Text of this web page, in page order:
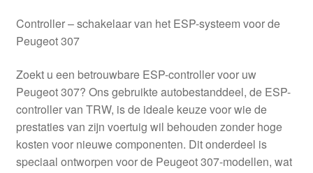
Controller – schakelaar van het ESP-systeem voor de
Peugeot 307
Zoekt u een betrouwbare ESP-controller voor uw
Peugeot 307? Ons gebruikte autobestanddeel, de ESP-
controller van TRW, is de ideale keuze voor wie de
prestaties van zijn voertuig wil behouden zonder hoge
kosten voor nieuwe componenten. Dit onderdeel is
speciaal ontworpen voor de Peugeot 307-modellen, wat